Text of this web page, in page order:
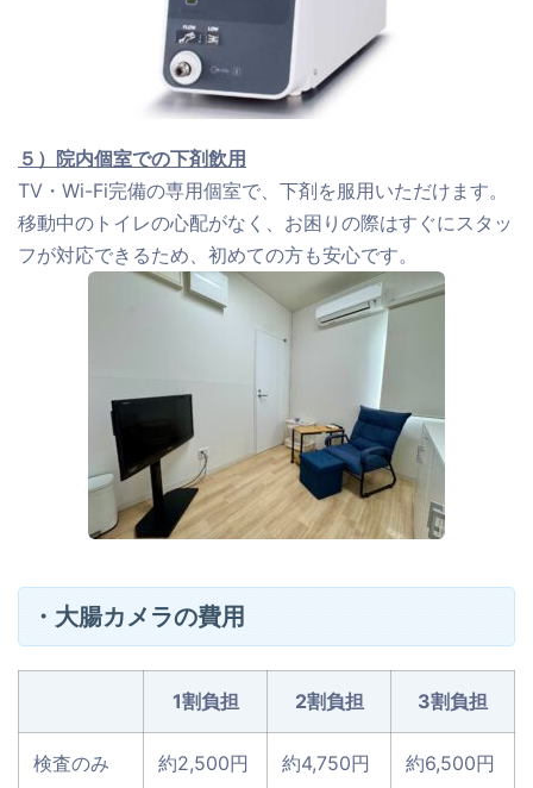
５）院内個室での下剤飲用
TV・Wi-Fi完備の専用個室で、下剤を服用いただけます。
移動中のトイレの心配がなく、お困りの際はすぐにスタッ
フが対応できるため、初めての方も安心です。
・大腸カメラの費用
1割負担 2割負担 3割負担
検査のみ 約2,500円 約4,750円 約6,500円